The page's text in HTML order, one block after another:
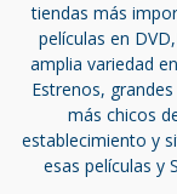
tiendas más
películas en
amplia variedad
Estrenos,
más chicos
establecimiento y
esas películas y